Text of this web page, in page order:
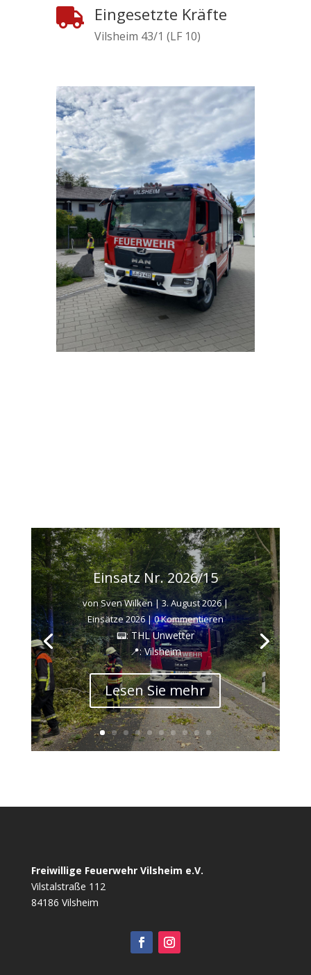
 Eingesetzte Kräfte
Vilsheim 43/1 (LF 10)
Einsatz Nr. 2026/15
vonSven Wilken|3. August 2026|
Einsätze 2026| 0 Kommentieren
📟: THL Unwetter
📍: Vilsheim
Lesen Sie mehr
Freiwillige Feuerwehr Vilsheim e.V.
Vilstalstraße 112
84186 Vilsheim